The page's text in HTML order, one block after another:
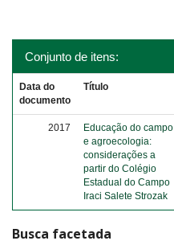
Conjunto de itens:
Data do
documento
Título
2017
Educação do campo
e agroecologia:
considerações a
partir do Colégio
Estadual do Campo
Iraci Salete Strozak
Busca facetada